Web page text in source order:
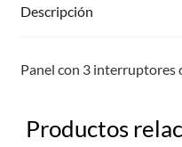
Descripción
Panel con 3 interruptores
Productos